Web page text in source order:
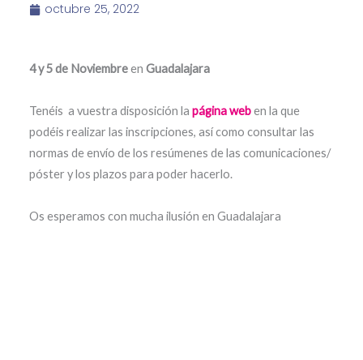
octubre 25, 2022
4 y 5 de Noviembreen Guadalajara
Tenéis a vuestra disposición la página weben la que
podéis realizar las inscripciones, así como consultar las
normas de envío de los resúmenes de las comunicaciones/
póster y los plazos para poder hacerlo.
Os esperamos con mucha ilusión en Guadalajara